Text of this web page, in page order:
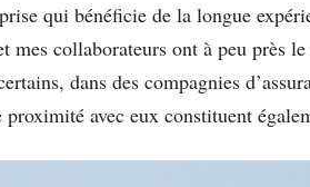
qui bénéficie de la longue
mes collaborateurs ont à peu près
dans des compagnies
avec eux constituent